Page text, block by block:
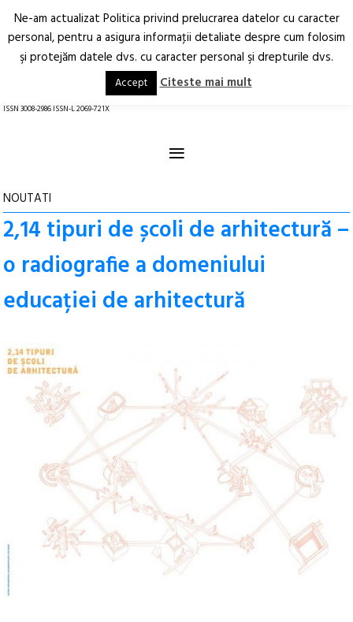
Arhitectură.
Oraș.
RO EN
ISSN 3008-2986 ISSN-L 2069-721X
≡
NOUTATI
2,14 tipuri de școli de arhitectură –
o radiografie a domeniului
educației de arhitectură
Ne-am actualizat Politica privind prelucrarea datelor cu caracter
personal, pentru a asigura informaţii detaliate despre cum folosim
şi protejăm datele dvs. cu caracter personal şi drepturile dvs.
Accept Citeste mai mult